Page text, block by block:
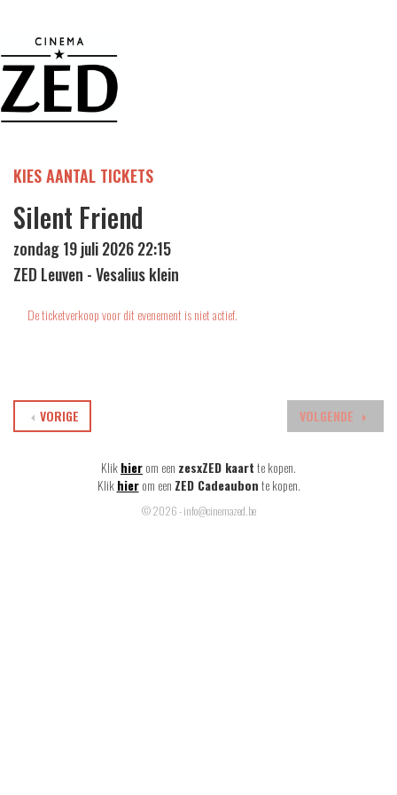
KIES AANTAL TICKETS
Silent Friend
zondag 19 juli 2026 22:15
ZED Leuven - Vesalius klein
De ticketverkoop voor dit evenement is niet actief.
VOLGENDE
VORIGE
Klikhierom een zesxZED kaartte kopen.
Klik hier om een ZED Cadeaubonte kopen.
© 2026 - info@cinemazed.be